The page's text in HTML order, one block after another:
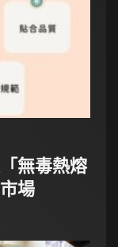
無毒熱熔
場